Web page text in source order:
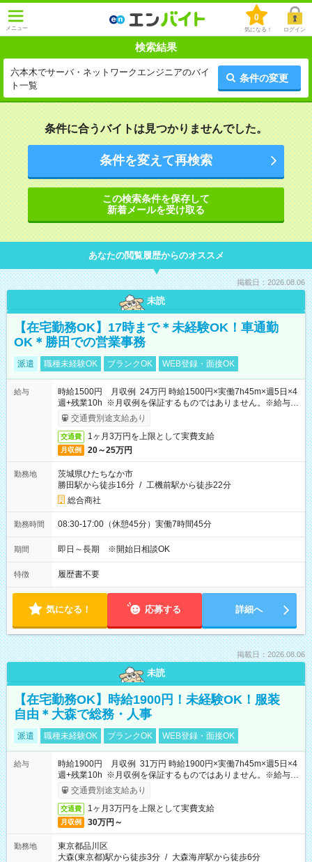
メニュー
0
気になる！ ログイン
検索結果
六本木でサーバ・ネットワークエンジニアのバイ
ト一覧
条件の変更
条件に合うバイトは見つかりませんでした。
条件を変えて再検索
この検索条件を保存して
新着メールを受け取る
あなたの閲覧履歴からのオススメ
掲載日：2026.08.06
未読
【在宅勤務OK】17時まで＊未経験OK！車通勤
OK＊勝田での営業事務
派遣 職種未経験OK ブランクOK WEB登録・面接OK
給与
時給1500円 月収例 24万円 時給1500円×実働7h45m×週5日×4
週+残業10h ※月収例を保証するものではありません。※給与即
受取りサービス利用可（利用条件有）
交通費別途支給あり
交通費 1ヶ月3万円を上限として実費支給
月収例 20～25万円
勤務地
茨城県ひたちなか市
勝田駅から徒歩16分 / 工機前駅から徒歩22分
総合商社
勤務時間 08:30-17:00（休憩45分）実働7時間45分
期間 即日～長期 ※開始日相談OK
特徴 履歴書不要
気になる！ 応募する 詳細へ
掲載日：2026.08.06
未読
【在宅勤務OK】時給1900円！未経験OK！服装
自由＊大森で総務・人事
派遣 職種未経験OK ブランクOK WEB登録・面接OK
給与
時給1900円 月収例 31万円 時給1900円×実働7h45m×週5日×4
週+残業10h ※月収例を保証するものではありません。※給与即
受取りサービス利用可（利用条件有）
交通費別途支給あり
交通費 1ヶ月3万円を上限として実費支給
月収例 30万円～
勤務地
東京都品川区
大森(東京都)駅から徒歩3分 / 大森海岸駅から徒歩6分